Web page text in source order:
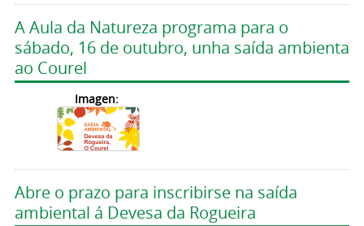
A Aula da Natureza programa para o
sábado, 16 de outubro, unha saída ambienta
ao Courel
Imagen:
Abre o prazo para inscribirse na saída
ambiental á Devesa da Rogueira